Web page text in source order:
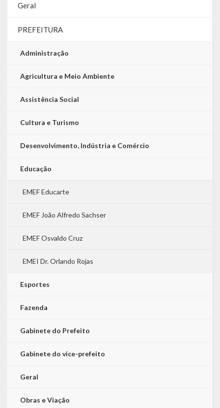
RGF – Relatório de Gestão Fiscal
RREO – Relatório Resumido da Execução Orçamentária
Geral
PREFEITURA
Administração
Agricultura e Meio Ambiente
Assistência Social
Cultura e Turismo
Desenvolvimento, Indústria e Comércio
Educação
EMEF Educarte
EMEF João Alfredo Sachser
EMEF Osvaldo Cruz
EMEI Dr. Orlando Rojas
Esportes
Fazenda
Gabinete do Prefeito
Gabinete do vice-prefeito
Geral
Obras e Viação